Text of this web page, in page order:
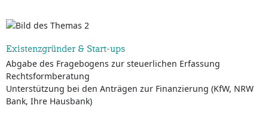
Existenzgründer & Start-ups
Abgabe des Fragebogens zur steuerlichen Erfassung
Rechtsformberatung
Unterstützung bei den Anträgen zur Finanzierung (KfW, NRW
Bank, Ihre Hausbank)